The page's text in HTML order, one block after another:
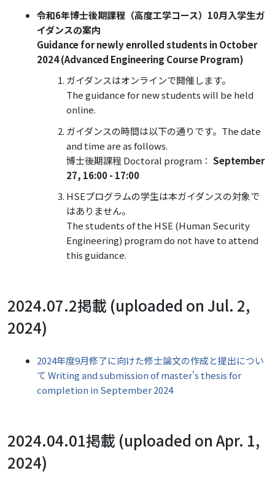
令和6年博士後期課程（高度工学コース）10月入学生ガ
イダンスの案内
Guidance for newly enrolled students in October
2024 (Advanced Engineering Course Program)
ガイダンスはオンラインで開催します。
The guidance for new students will be held
online.
ガイダンスの時間は以下の通りです。The date
and time are as follows.
博士後期課程 Doctoral program： September
27, 16:00 - 17:00
HSEプログラムの学生は本ガイダンスの対象で
はありません。
The students of the HSE (Human Security
Engineering) program do not have to attend
this guidance.
2024.07.2掲載 (uploaded on Jul. 2,
2024)
2024年度9月修了に向けた修士論文の作成と提出につい
て Writing and submission of master's thesis for
completion in September 2024
2024.04.01掲載 (uploaded on Apr. 1,
2024)